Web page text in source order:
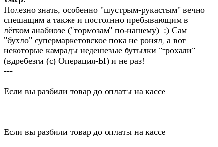
Полезно знать, особенно "шустрым-рукастым" вечно
спешащим а также и постоянно пребывающим в
лёгком анабиозе ("тормозам" по-нашему) :) Сам
"бухло" супермаркетовское пока не ронял, а вот
некоторые камрады недешевые бутылки "грохали"
(вдребезги (с) Операция-Ы) и не раз!
---
Если вы разбили товар до оплаты на кассе
Если вы разбили товар до оплаты на кассе